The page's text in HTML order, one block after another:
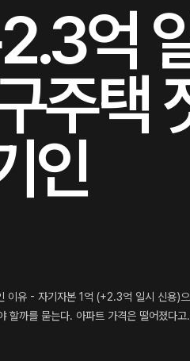
억
주택
인
이유 - 자기자본 1억 (+2.3억 일시 신용)
할까를 묻는다. 아파트 가격은 떨어졌다